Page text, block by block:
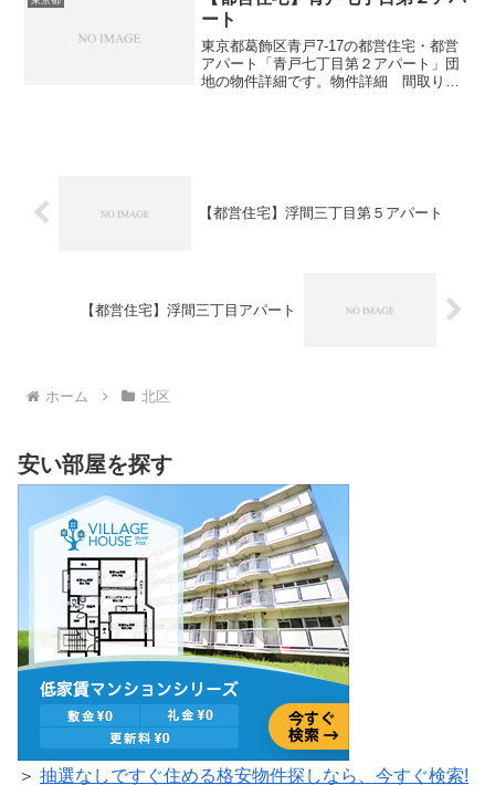
年度築...
ート
東京都葛飾区青戸7-17の都営住宅・都営
アパート「青戸七丁目第２アパート」団
地の物件詳細です。物件詳細 間取り・
【都営住宅】浮間三丁目第５アパート
【都営住宅】浮間三丁目アパート
ホーム 北区
安い部屋を探す
＞ 抽選なしですぐ住める格安物件探しなら、今すぐ検索!